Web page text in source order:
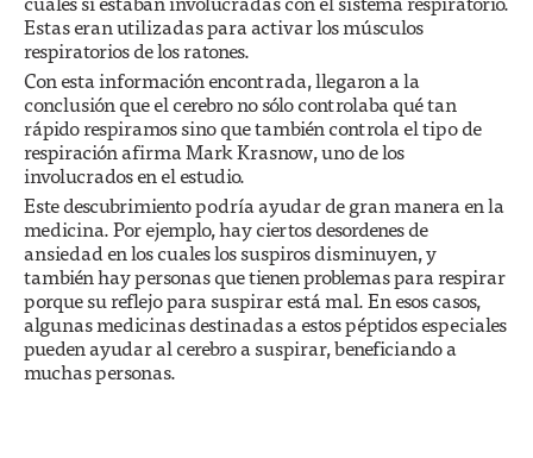
Estas eran utilizadas para activar los músculos
respiratorios de los ratones.
Con esta información encontrada, llegaron a la
conclusión que el cerebro no sólo controlaba qué tan
rápido respiramos sino que también controla el tipo de
respiración afirma Mark Krasnow, uno de los
involucrados en el estudio.
Este descubrimiento podría ayudar de gran manera en la
medicina. Por ejemplo, hay ciertos desordenes de
ansiedad en los cuales los suspiros disminuyen, y
también hay personas que tienen problemas para respirar
porque su reflejo para suspirar está mal. En esos casos,
algunas medicinas destinadas a estos péptidos especiales
pueden ayudar al cerebro a suspirar, beneficiando a
muchas personas.